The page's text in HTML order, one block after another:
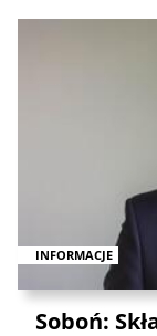
INFORMACJE
Soboń: